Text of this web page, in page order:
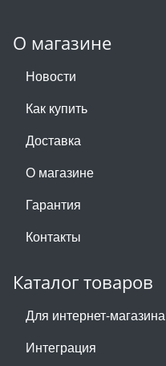
О магазине
Новости
Как купить
Доставка
О магазине
Гарантия
Контакты
Каталог товаров
Для интернет-магазина
Интеграция